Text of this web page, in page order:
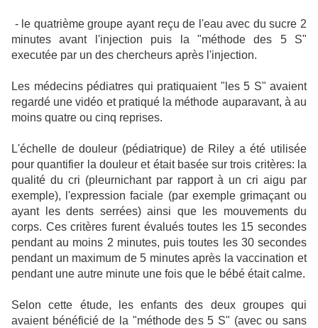
- le quatrième groupe ayant reçu de l'eau avec du sucre 2
minutes avant l'injection puis la "méthode des 5 S"
executée par un des chercheurs après l'injection.
Les médecins pédiatres qui pratiquaient "les 5 S" avaient
regardé une vidéo et pratiqué la méthode auparavant, à au
moins quatre ou cinq reprises.
L'échelle de douleur (pédiatrique) de Riley a été utilisée
pour quantifier la douleur et était basée sur trois critères: la
qualité du cri (pleurnichant par rapport à un cri aigu par
exemple), l'expression faciale (par exemple grimaçant ou
ayant les dents serrées) ainsi que les mouvements du
corps. Ces critères furent évalués toutes les 15 secondes
pendant au moins 2 minutes, puis toutes les 30 secondes
pendant un maximum de 5 minutes après la vaccination et
pendant une autre minute une fois que le bébé était calme.
Selon cette étude, les enfants des deux groupes qui
avaient bénéficié de la "méthode des 5 S" (avec ou sans